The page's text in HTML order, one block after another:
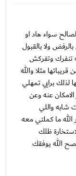
سواء هاد او
ولا بالقبول
تنفرك وتفركش
مثلا والله
لذلك برايي تمهلي
الامكان عنه وعن
شابه واللي
الله ما كملتي معه
ظلك
الله يوفقك